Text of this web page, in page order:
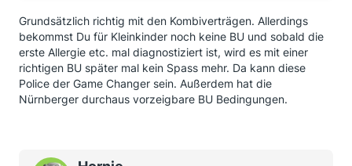
Grundsätzlich richtig mit den Kombiverträgen. Allerdings
bekommst Du für Kleinkinder noch keine BU und sobald die
erste Allergie etc. mal diagnostiziert ist, wird es mit einer
richtigen BU später mal kein Spass mehr. Da kann diese
Police der Game Changer sein. Außerdem hat die
Nürnberger durchaus vorzeigbare BU Bedingungen.